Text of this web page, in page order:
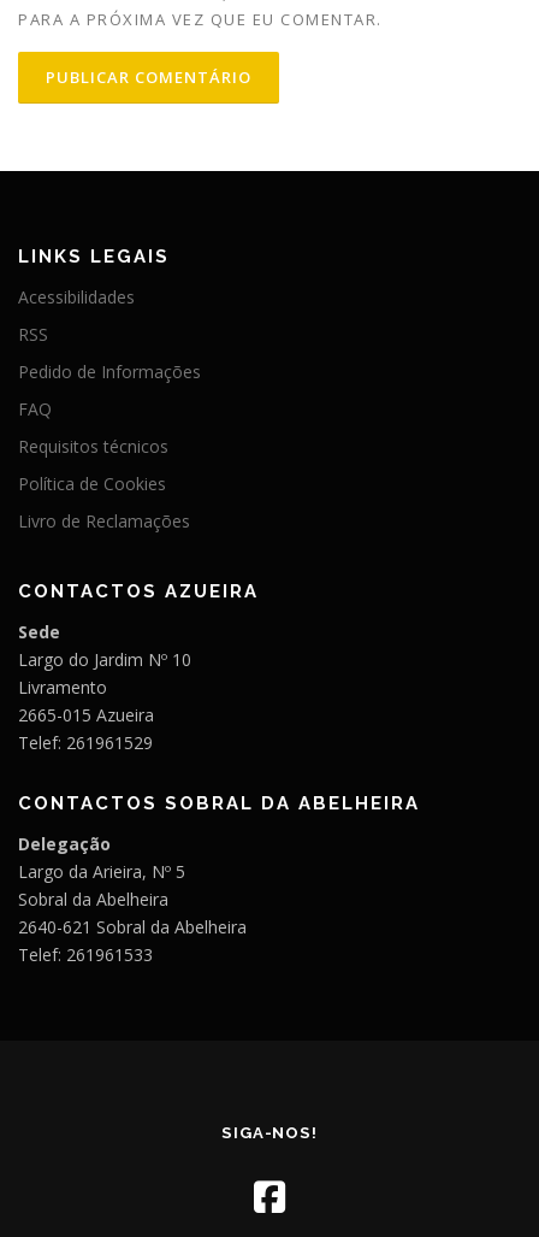
PARA A PRÓXIMA VEZ QUE EU COMENTAR.
LINKS LEGAIS
Acessibilidades
RSS
Pedido de Informações
FAQ
Requisitos técnicos
Política de Cookies
Livro de Reclamações
CONTACTOS AZUEIRA
Sede
Largo do Jardim Nº 10
Livramento
2665-015 Azueira
Telef: 261961529
CONTACTOS SOBRAL DA ABELHEIRA
Delegação
Largo da Arieira, Nº 5
Sobral da Abelheira
2640-621 Sobral da Abelheira
Telef: 261961533
SIGA-NOS!